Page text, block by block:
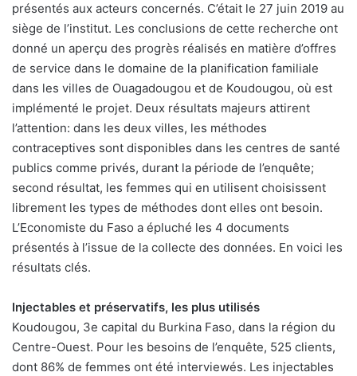
présentés aux acteurs concernés. C’était le 27 juin 2019 au
siège de l’institut. Les conclusions de cette recherche ont
donné un aperçu des progrès réalisés en matière d’offres
de service dans le domaine de la planification familiale
dans les villes de Ouagadougou et de Koudougou, où est
implémenté le projet. Deux résultats majeurs attirent
l’attention: dans les deux villes, les méthodes
contraceptives sont disponibles dans les centres de santé
publics comme privés, durant la période de l’enquête;
second résultat, les femmes qui en utilisent choisissent
librement les types de méthodes dont elles ont besoin.
L’Economiste du Faso a épluché les 4 documents
présentés à l’issue de la collecte des données. En voici les
résultats clés.
Injectables et préservatifs, les plus utilisés
Koudougou, 3e capital du Burkina Faso, dans la région du
Centre-Ouest. Pour les besoins de l’enquête, 525 clients,
dont 86% de femmes ont été interviewés. Les injectables